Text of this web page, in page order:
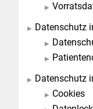
Datenschutz
Datenschutz
Cookies